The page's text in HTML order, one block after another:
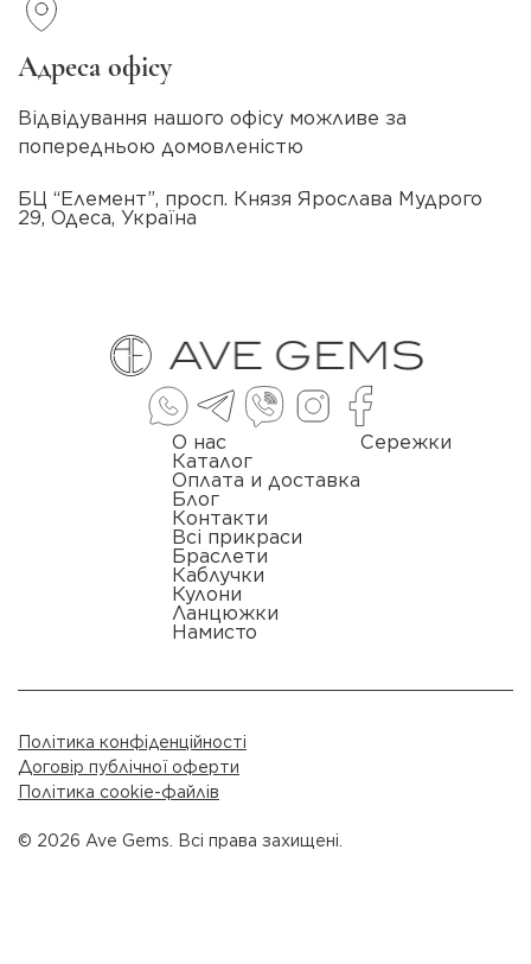
Адреса офісу
Відвідування нашого офісу можливе за
попередньою домовленістю
БЦ “Елемент”, просп. Князя Ярослава Мудрого
29, Одеса, Україна
О нас
Каталог
Оплата и доставка
Блог
Контакти
Всі прикраси
Браслети
Каблучки
Кулони
Ланцюжки
Намисто
Сережки
© 2026 Ave Gems. Всі права захищені.
Політика конфіденційності
Договір публічної оферти
Політика cookie-файлів